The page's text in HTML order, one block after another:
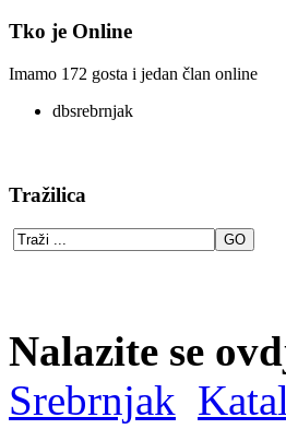
Tko je Online
Imamo 172 gosta i jedan član online
dbsrebrnjak
Tražilica
Nalazite se
Srebrnjak